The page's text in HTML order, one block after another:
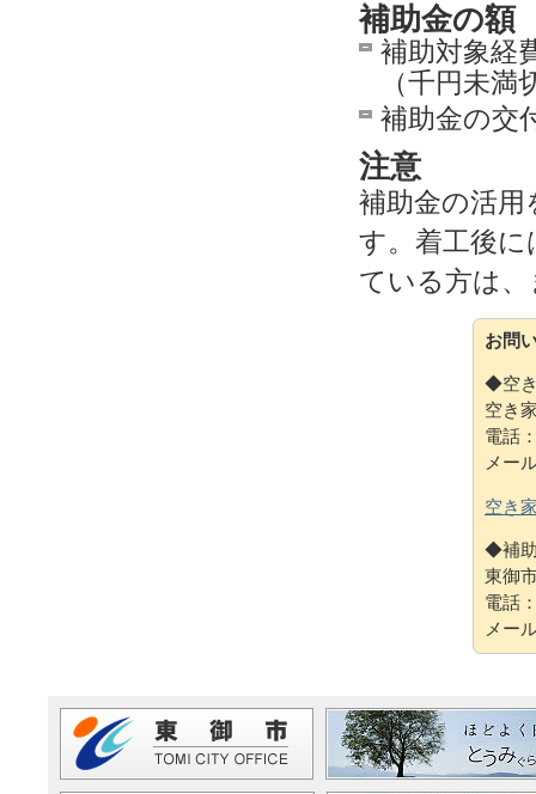
補助金の額
補助対象経
（千円未満
補助金の交
注意
補助金の活用
す。着工後
ている方は
お問
◆空き
空き
電話
メー
空き
◆補
東御
電話
メー